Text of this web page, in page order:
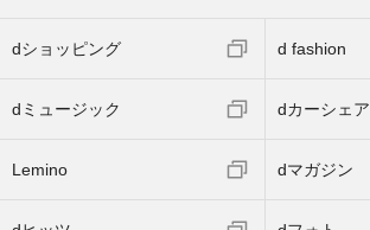
dショッピング d fashion
dミュージック dカーシェア
Lemino dマガジン